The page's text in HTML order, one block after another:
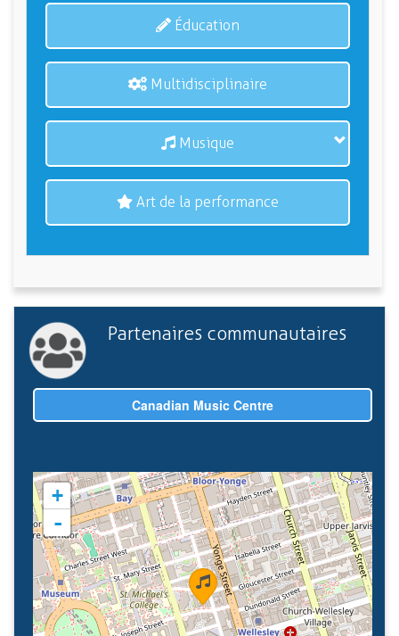
Éducation
Multidisciplinaire
Musique
Art de la performance
Partenaires communautaires
Canadian Music Centre
+
-